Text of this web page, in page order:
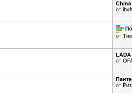
China
от
от
LADA
от
от